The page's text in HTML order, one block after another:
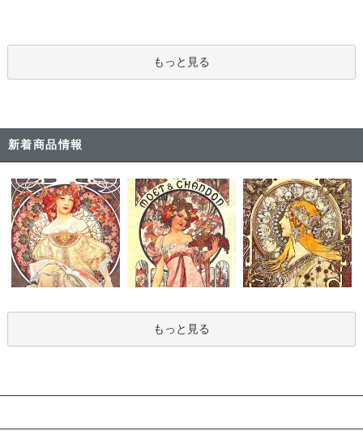
もっと見る
新着商品情報
もっと見る